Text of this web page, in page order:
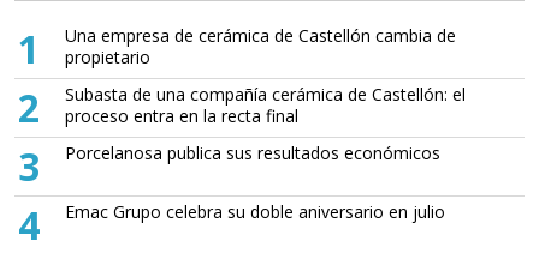
1
Una empresa de cerámica de Castellón cambia de
propietario
2
Subasta de una compañía cerámica de Castellón: el
proceso entra en la recta final
3 Porcelanosa publica sus resultados económicos
4 Emac Grupo celebra su doble aniversario en julio